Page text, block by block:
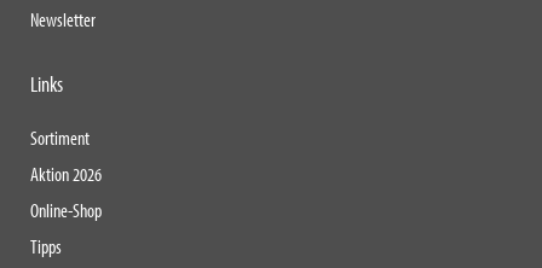
Newsletter
Links
Sortiment
Aktion 2026
Online-Shop
Tipps